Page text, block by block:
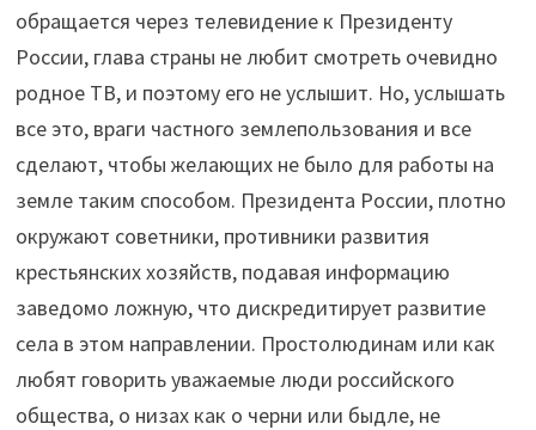
обращается через телевидение к Президенту
России, глава страны не любит смотреть очевидно
родное ТВ, и поэтому его не услышит. Но, услышать
все это, враги частного землепользования и все
сделают, чтобы желающих не было для работы на
земле таким способом. Президента России, плотно
окружают советники, противники развития
крестьянских хозяйств, подавая информацию
заведомо ложную, что дискредитирует развитие
села в этом направлении. Простолюдинам или как
любят говорить уважаемые люди российского
общества, о низах как о черни или быдле, не